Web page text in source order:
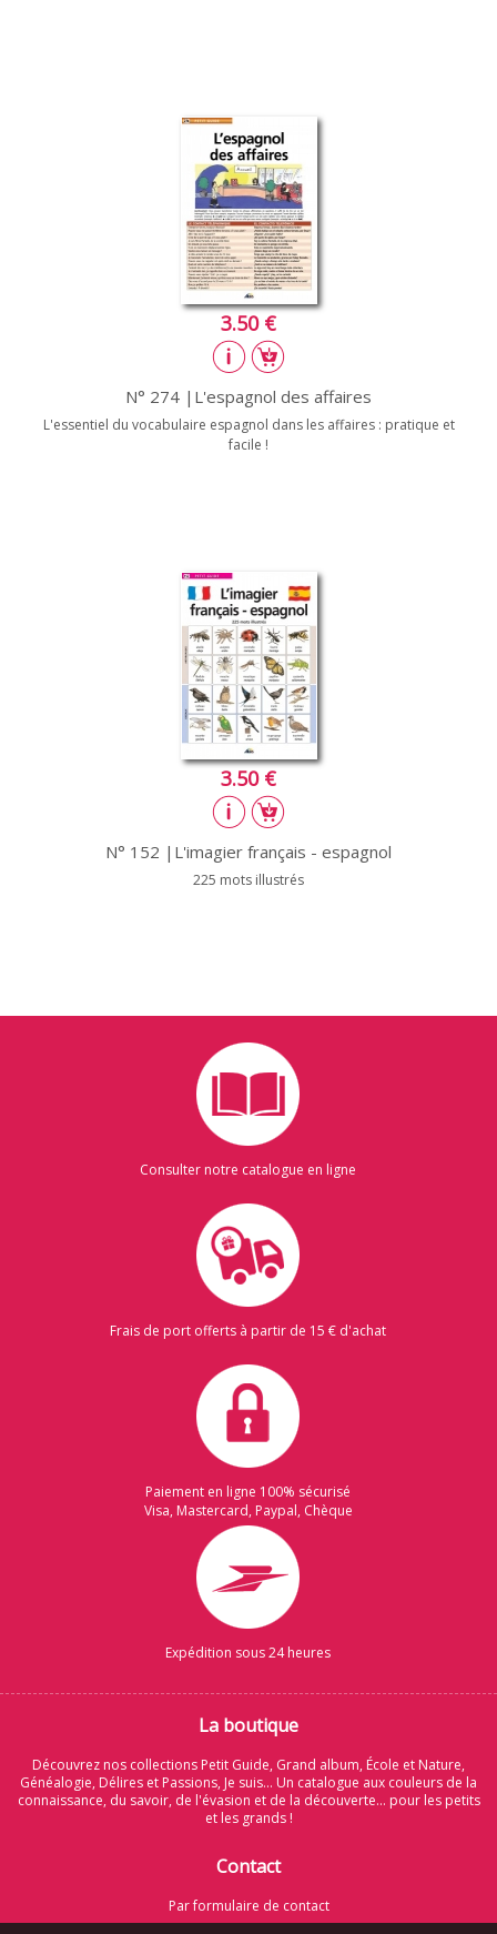
3.50 €
N° 274 |L'espagnol des affaires
L'essentiel du vocabulaire espagnol dans les affaires : pratique et
facile !
3.50 €
N° 152 |L'imagier français - espagnol
225 mots illustrés
Consulter notre catalogue en ligne
Frais de port offerts à partir de 15 € d'achat
Paiement en ligne 100% sécurisé
Visa, Mastercard, Paypal, Chèque
Expédition sous 24 heures
La boutique
Découvrez nos collections Petit Guide, Grand album, École et Nature,
Généalogie, Délires et Passions, Je suis... Un catalogue aux couleurs de la
connaissance, du savoir, de l'évasion et de la découverte... pour les petits
et les grands !
Contact
Par formulaire de contact